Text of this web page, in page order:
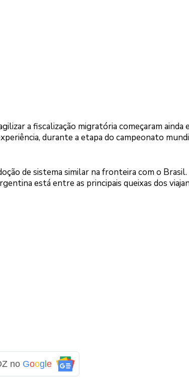
a fiscalização migratória começaram ainda
durante a etapa do campeonato
de sistema similar na fronteira com o Brasil.
está entre as principais queixas dos
no Goog le